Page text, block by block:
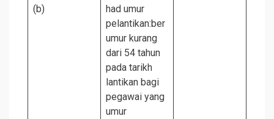
(b)
had umur
pelantikan:ber
umur kurang
dari 54 tahun
pada tarikh
lantikan bagi
pegawai yang
umur